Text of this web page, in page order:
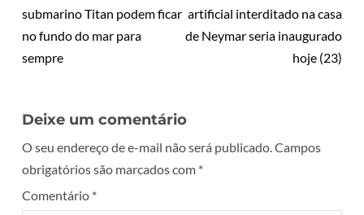
submarino Titan podem ficar
no fundo do mar para
sempre
artificial interditado na casa
de Neymar seria inaugurado
hoje (23)
Deixe um comentário
O seu endereço de e-mail não será publicado.Campos
obrigatórios são marcados com *
Comentário *